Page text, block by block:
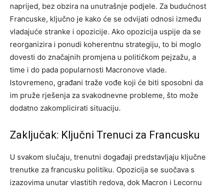
naprijed, bez obzira na unutrašnje podjele. Za budućnost
Francuske, ključno je kako će se odvijati odnosi između
vladajuće stranke i opozicije. Ako opozicija uspije da se
reorganizira i ponudi koherentnu strategiju, to bi moglo
dovesti do značajnih promjena u političkom pejzažu, a
time i do pada popularnosti Macronove vlade.
Istovremeno, građani traže vođe koji će biti sposobni da
im pruže rješenja za svakodnevne probleme, što može
dodatno zakomplicirati situaciju.
Zaključak: Ključni Trenuci za Francusku
U svakom slučaju, trenutni događaji predstavljaju ključne
trenutke za francusku politiku. Opozicija se suočava s
izazovima unutar vlastitih redova, dok Macron i Lecornu